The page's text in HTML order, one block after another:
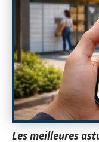
Les meilleures